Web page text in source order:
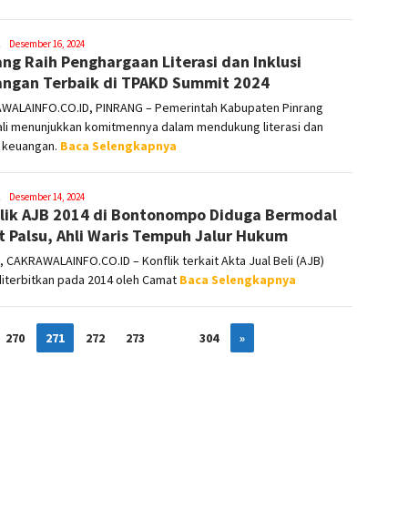
Syamsuddin
Malik
Desember 16, 2024
Raih Penghargaan Literasi dan Inklusi
Terbaik di TPAKD Summit 2024
PINRANG – Pemerintah Kabupaten Pinrang
menunjukkan komitmennya dalam mendukung literasi dan
Baca Selengkapnya
Syamsuddin
Malik
Desember 14, 2024
AJB 2014 di Bontonompo Diduga Bermodal
Palsu, Ahli Waris Tempuh Jalur Hukum
CAKRAWALAINFO.CO.ID – Konflik terkait Akta Jual Beli (AJB)
pada 2014 oleh Camat Baca Selengkapnya
270 271 272 273 304 »